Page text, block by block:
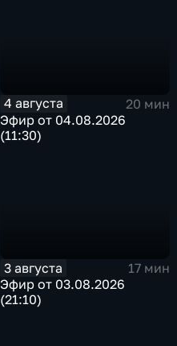
4 августа
20 мин
Эфир от 04.08.2026
(11:30)
3 августа
17 мин
Эфир от 03.08.2026
(21:10)